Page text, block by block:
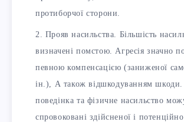
протиборчої сторони.
Прояв насильства. Більшість
визначені помстою. Агресія значно
певною компенсацією (заниженої
ін.), А також відшкодуванням шкоди.
поведінка та фізичне насильство
спровоковані здійсненої і